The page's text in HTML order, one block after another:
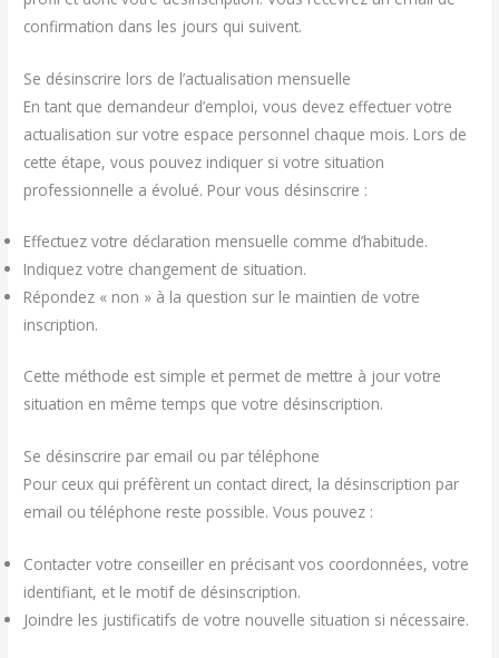
confirmation dans les jours qui suivent.
Se désinscrire lors de l’actualisation mensuelle
En tant que demandeur d’emploi, vous devez effectuer votre
actualisation sur votre espace personnel chaque mois. Lors de
cette étape, vous pouvez indiquer si votre situation
professionnelle a évolué. Pour vous désinscrire :
Effectuez votre déclaration mensuelle comme d’habitude.
Indiquez votre changement de situation.
Répondez « non » à la question sur le maintien de votre
inscription.
Cette méthode est simple et permet de mettre à jour votre
situation en même temps que votre désinscription.
Se désinscrire par email ou par téléphone
Pour ceux qui préfèrent un contact direct, la désinscription par
email ou téléphone reste possible. Vous pouvez :
Contacter votre conseiller en précisant vos coordonnées, votre
identifiant, et le motif de désinscription.
Joindre les justificatifs de votre nouvelle situation si nécessaire.